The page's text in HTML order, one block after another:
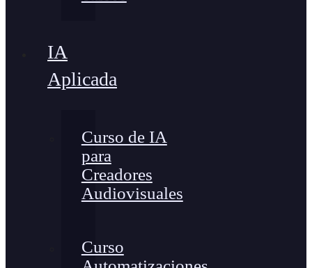
IA
Aplicada
Curso de IA
para
Creadores
Audiovisuales
Curso